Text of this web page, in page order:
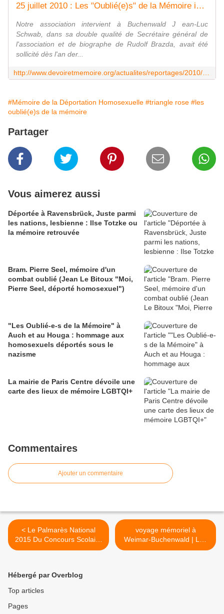
25 juillet 2010 : Les "Oublié(e)s" de la Mémoire interviennent à Buchenwald
Notre association intervient à Buchenwald J ean-Luc
Schwab, dans sa double qualité de Secrétaire général de
l'association et de biographe de Rudolf Brazda, avait été
sollicité dès l'an der...
#Mémoire de la Déportation Homosexuelle #triangle rose #les
oublié(e)s de la mémoire
Partager
Vous aimerez aussi
Déportée à Ravensbrück, Juste parmi
les nations, lesbienne : Ilse Totzke ou
la mémoire retrouvée
Bram. Pierre Seel, mémoire d'un
combat oublié (Jean Le Bitoux "Moi,
Pierre Seel, déporté homosexuel")
"Les Oublié-e-s de la Mémoire" à
Auch et au Houga : hommage aux
homosexuels déportés sous le
nazisme
La mairie de Paris Centre dévoile une
carte des lieux de mémoire LGBTQI+
Commentaires
Ajouter un commentaire
< Le Palmarès National
2015 Du Concours Scolaire
De La Résistance Et De La
voyage mémoriel à
Weimar-Buchenwald | Les
"Oublié(e)s" de la Mémoire
Hébergé par Overblog
Top articles
Pages